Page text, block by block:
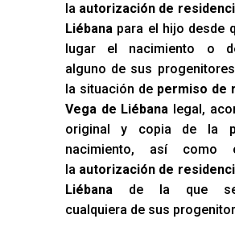
la autorización de
Liébanapara el hijo desde
lugar el nacimiento o
alguno de sus
la situación de permiso de
Vega de Liébana legal,
original y copia de la
nacimiento, así como
la autorización de
Liébanade la que
cualquiera de sus